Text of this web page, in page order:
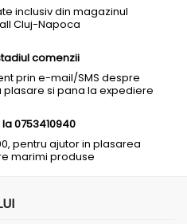
inclusiv din magazinul
Cluj-Napoca
comenzii
prin e-mail/SMS despre
plasare si pana la expediere
0753410940
pentru ajutor in plasarea
marimi produse